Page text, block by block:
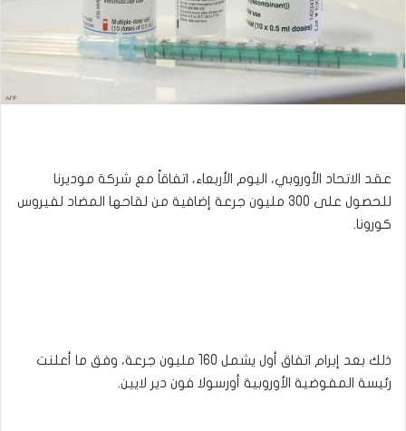
عقد الاتحاد الأوروبي، اليوم الأربعاء، اتفاقاً مع شركة موديرنا
للحصول على 300 مليون جرعة إضافية من لقاحها المضاد لفيروس
كورونا.
ذلك بعد إبرام اتفاق أول يشمل 160 مليون جرعة، وفق ما أعلنت
رئيسة المفوضية الأوروبية أورسولا فون دير لايين.